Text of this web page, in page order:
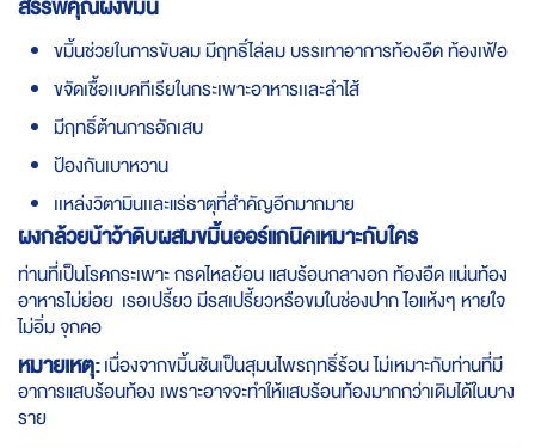
สรรพคุณผงขมิ้น
ขมิ้นช่วยในการขับลม มีฤทธิ์ไล่ลม บรรเทาอาการท้องอืด ท้องเฟ้อ
ขจัดเชื้อเเบคทีเรียในกระเพาะอาหารเเละลำไส้
มีฤทธิ์ต้านการอักเสบ
ป้องกันเบาหวาน
เเหล่งวิตามินเเละแร่ธาตุที่สำคัญอีกมากมาย
ผงกล้วยน้าว้าดิบผสมขมิ้นออร์แกนิคเหมาะกับใคร
ท่านที่เป็นโรคกระเพาะ กรดไหลย้อน แสบร้อนกลางอก ท้องอืด แน่นท้อง
อาหารไม่ย่อย เรอเปรี้ยว มีรสเปรี้ยวหรือขมในช่องปาก ไอแห้งๆ หายใจ
ไม่อิ่ม จุกคอ
หมายเหตุ:เนื่องจากขมิ้นชันเป็นสุมนไพรฤทธิ์ร้อน ไม่เหมาะกับท่านที่มี
อาการแสบร้อนท้อง เพราะอาจจะทำให้แสบร้อนท้องมากกว่าเดิมได้ในบาง
ราย